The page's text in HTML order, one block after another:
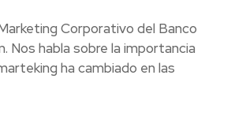
Corporativo del Banco
Nos habla sobre la importancia
ha cambiado en las